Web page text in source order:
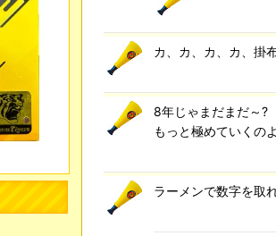
カ、カ、カ、カ、掛
8年じゃまだまだ～?
もっと極めていくの
ラーメンで数字を取